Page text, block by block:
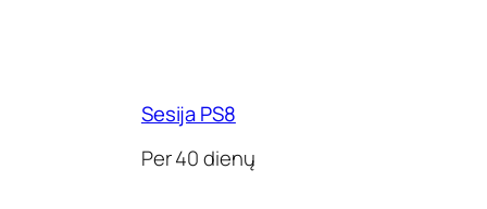
Sesija PS8
Per 40 dienų